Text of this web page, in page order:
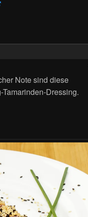
Note sind diese
Dressing.